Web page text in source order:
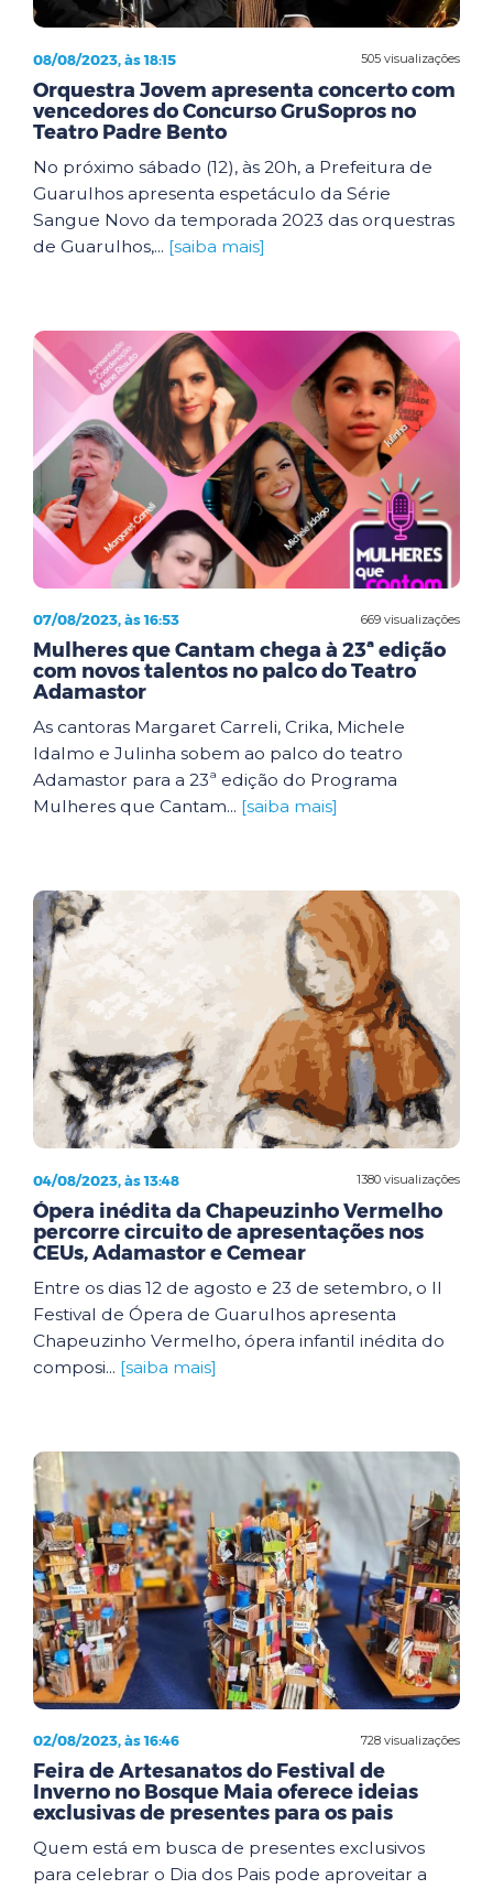
505 visualizações
08/08/2023, às 18:15
Orquestra Jovem apresenta concerto com
vencedores do Concurso GruSopros no
Teatro Padre Bento
No próximo sábado (12), às 20h, a Prefeitura de
Guarulhos apresenta espetáculo da Série
Sangue Novo da temporada 2023 das orquestras
de Guarulhos,... [saiba mais]
669 visualizações
07/08/2023, às 16:53
Mulheres que Cantam chega à 23ª edição
com novos talentos no palco do Teatro
Adamastor
As cantoras Margaret Carreli, Crika, Michele
Idalmo e Julinha sobem ao palco do teatro
Adamastor para a 23ª edição do Programa
Mulheres que Cantam... [saiba mais]
1380 visualizações
04/08/2023, às 13:48
Ópera inédita da Chapeuzinho Vermelho
percorre circuito de apresentações nos
CEUs, Adamastor e Cemear
Entre os dias 12 de agosto e 23 de setembro, o II
Festival de Ópera de Guarulhos apresenta
Chapeuzinho Vermelho, ópera infantil inédita do
composi... [saiba mais]
728 visualizações
02/08/2023, às 16:46
Feira de Artesanatos do Festival de
Inverno no Bosque Maia oferece ideias
exclusivas de presentes para os pais
Quem está em busca de presentes exclusivos
para celebrar o Dia dos Pais pode aproveitar a